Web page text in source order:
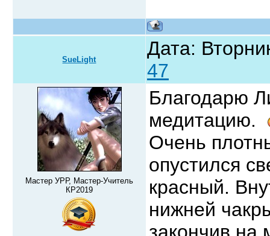
SueLight
Дата:
47
Мастер УРР, Мастер-Учитель
КР2019
Благодарю
медитацию.
Очень
опустился
красный.
нижней
закончив